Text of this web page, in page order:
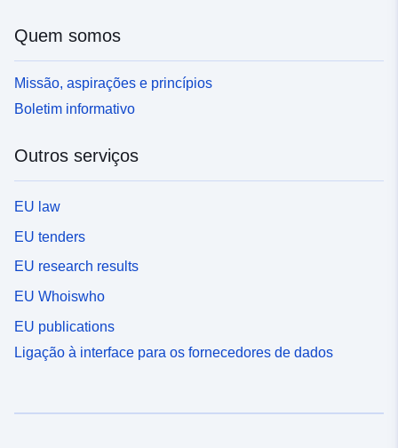
Quem somos
Missão, aspirações e princípios
Boletim informativo
Outros serviços
EU law
EU tenders
EU research results
EU Whoiswho
EU publications
Ligação à interface para os fornecedores de dados